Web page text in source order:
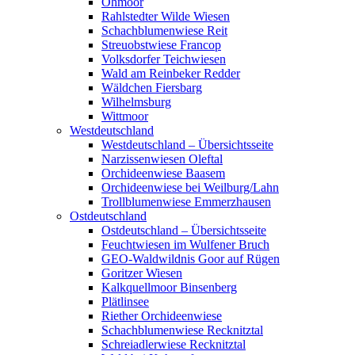
Rahlstedter Wilde Wiesen
Schachblumenwiese Reit
Streuobstwiese Francop
Volksdorfer Teichwiesen
Wald am Reinbeker Redder
Wäldchen Fiersbarg
Wilhelmsburg
Wittmoor
Westdeutschland
Westdeutschland – Übersichtsseite
Narzissenwiesen Oleftal
Orchideenwiese Baasem
Orchideenwiese bei Weilburg/Lahn
Trollblumenwiese Emmerzhausen
Ostdeutschland
Ostdeutschland – Übersichtsseite
Feuchtwiesen im Wulfener Bruch
GEO-Waldwildnis Goor auf Rügen
Goritzer Wiesen
Kalkquellmoor Binsenberg
Plätlinsee
Riether Orchideenwiese
Schachblumenwiese Recknitztal
Schreiadlerwiese Recknitztal